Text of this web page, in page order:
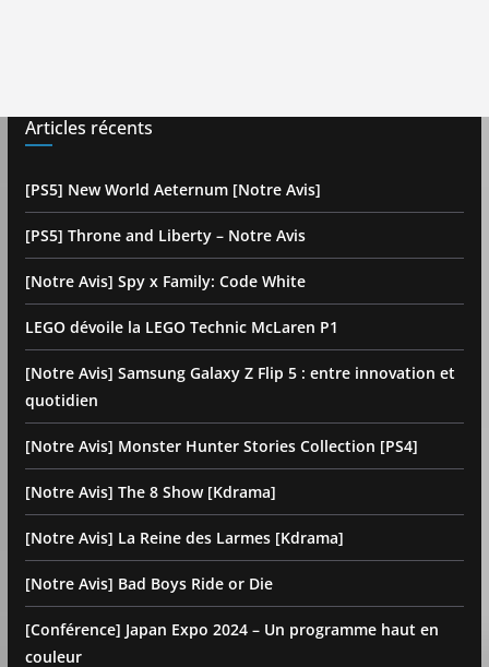
Articles récents
[PS5] New World Aeternum [Notre Avis]
[PS5] Throne and Liberty – Notre Avis
[Notre Avis] Spy x Family: Code White
LEGO dévoile la LEGO Technic McLaren P1
[Notre Avis] Samsung Galaxy Z Flip 5 : entre innovation et
quotidien
[Notre Avis] Monster Hunter Stories Collection [PS4]
[Notre Avis] The 8 Show [Kdrama]
[Notre Avis] La Reine des Larmes [Kdrama]
[Notre Avis] Bad Boys Ride or Die
[Conférence] Japan Expo 2024 – Un programme haut en
couleur